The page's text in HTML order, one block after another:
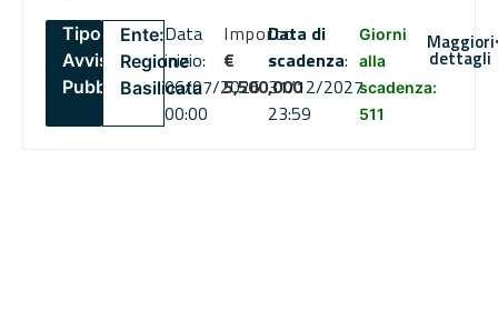
Tipo:
Avviso
Pubblico
Ente:
Regione
Basilicata
Data
inizio:
06/07/2026
00:00
Importo
€
5,500,000
Data di
scadenza:
31/12/2027
23:59
Giorni
alla
scadenza:
511
Maggiori
dettagli